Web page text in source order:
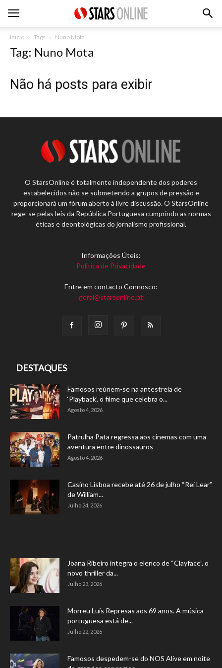
Inicio Tags Nuno Mota
Tag: Nuno Mota
Não há posts para exibir
O StarsOnline é totalmente independente dos poderes
estabelecidos não se submetendo a grupos de pressão e
proporcionará um fórum aberto à livre discussão. O StarsOnline
rege-se pelas leis da República Portuguesa cumprindo as normas
éticas e deontológicas do jornalismo profissional.
Informações Úteis:
Política de Privacidade
Entre em contacto Connosco:
geral@starsonline.pt
DESTAQUES
Famosos reúnem-se na antestreia de
‘Playback’, o filme que celebra o...
Agosto 4, 2026
Patrulha Pata regressa aos cinemas com uma
aventura entre dinossauros
Agosto 4, 2026
Casino Lisboa recebe até 26 de julho “Rei Lear”
de William...
Julho 24, 2026
Joana Ribeiro integra o elenco de “Clayface”, o
novo thriller da...
Julho 23, 2026
Morreu Luís Represas aos 69 anos. A música
portuguesa está de...
Julho 22, 2026
Famosos despedem-se do NOS Alive em noite